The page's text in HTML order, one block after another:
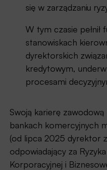
się w zarządzaniu
W tym czasie pełnił
stanowiskach
dyrektorskich
kredytowym,
procesami
Swoją karierę zawodową
bankach komercyjnych
(od lipca 2025 dyrektor
odpowiadający za
Korporacyjnej i